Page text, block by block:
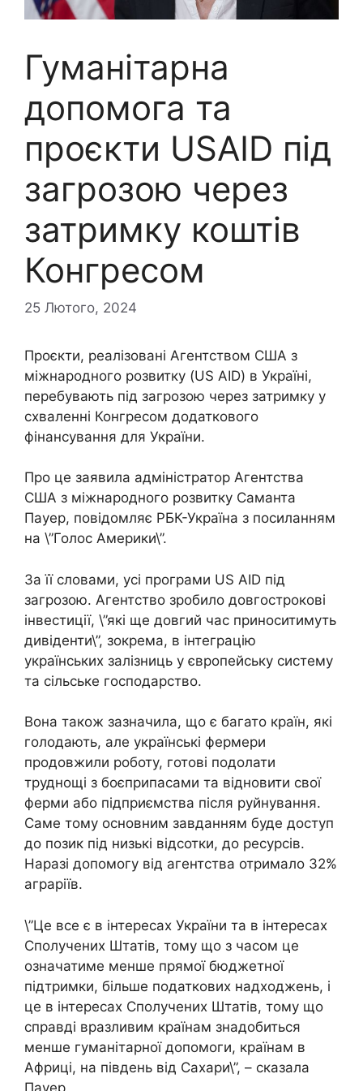
Гуманітарна
допомога та
проєкти USAID під
загрозою через
затримку коштів
Конгресом
25 Лютого, 2024
Проєкти, реалізовані Агентством США з
міжнародного розвитку (US AID) в Україні,
перебувають під загрозою через затримку у
схваленні Конгресом додаткового
фінансування для України.
Про це заявила адміністратор Агентства
США з міжнародного розвитку Саманта
Пауер, повідомляє РБК-Україна з посиланням
на \”Голос Америки\”.
За її словами, усі програми US AID під
загрозою. Агентство зробило довгострокові
інвестиції, \”які ще довгий час приноситимуть
дивіденти\”, зокрема, в інтеграцію
українських залізниць у європейську систему
та сільське господарство.
Вона також зазначила, що є багато країн, які
голодають, але українські фермери
продовжили роботу, готові подолати
труднощі з боєприпасами та відновити свої
ферми або підприємства після руйнування.
Саме тому основним завданням буде доступ
до позик під низькі відсотки, до ресурсів.
Наразі допомогу від агентства отримало 32%
аграріїв.
\”Це все є в інтересах України та в інтересах
Сполучених Штатів, тому що з часом це
означатиме менше прямої бюджетної
підтримки, більше податкових надходжень, і
це в інтересах Сполучених Штатів, тому що
справді вразливим країнам знадобиться
менше гуманітарної допомоги, країнам в
Африці, на південь від Сахари\”, – сказала
Пауер.